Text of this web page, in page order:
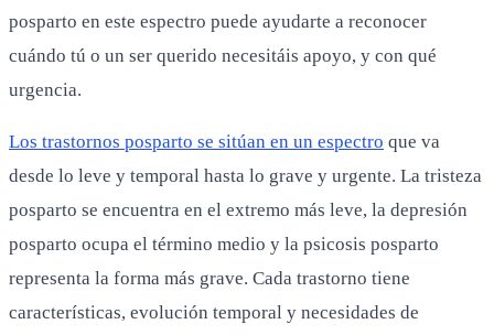
posparto en este espectro puede ayudarte a reconocer
cuándo tú o un ser querido necesitáis apoyo, y con qué
urgencia.
Los trastornos posparto se sitúan en un espectro que va
desde lo leve y temporal hasta lo grave y urgente. La tristeza
posparto se encuentra en el extremo más leve, la depresión
posparto ocupa el término medio y la psicosis posparto
representa la forma más grave. Cada trastorno tiene
características, evolución temporal y necesidades de